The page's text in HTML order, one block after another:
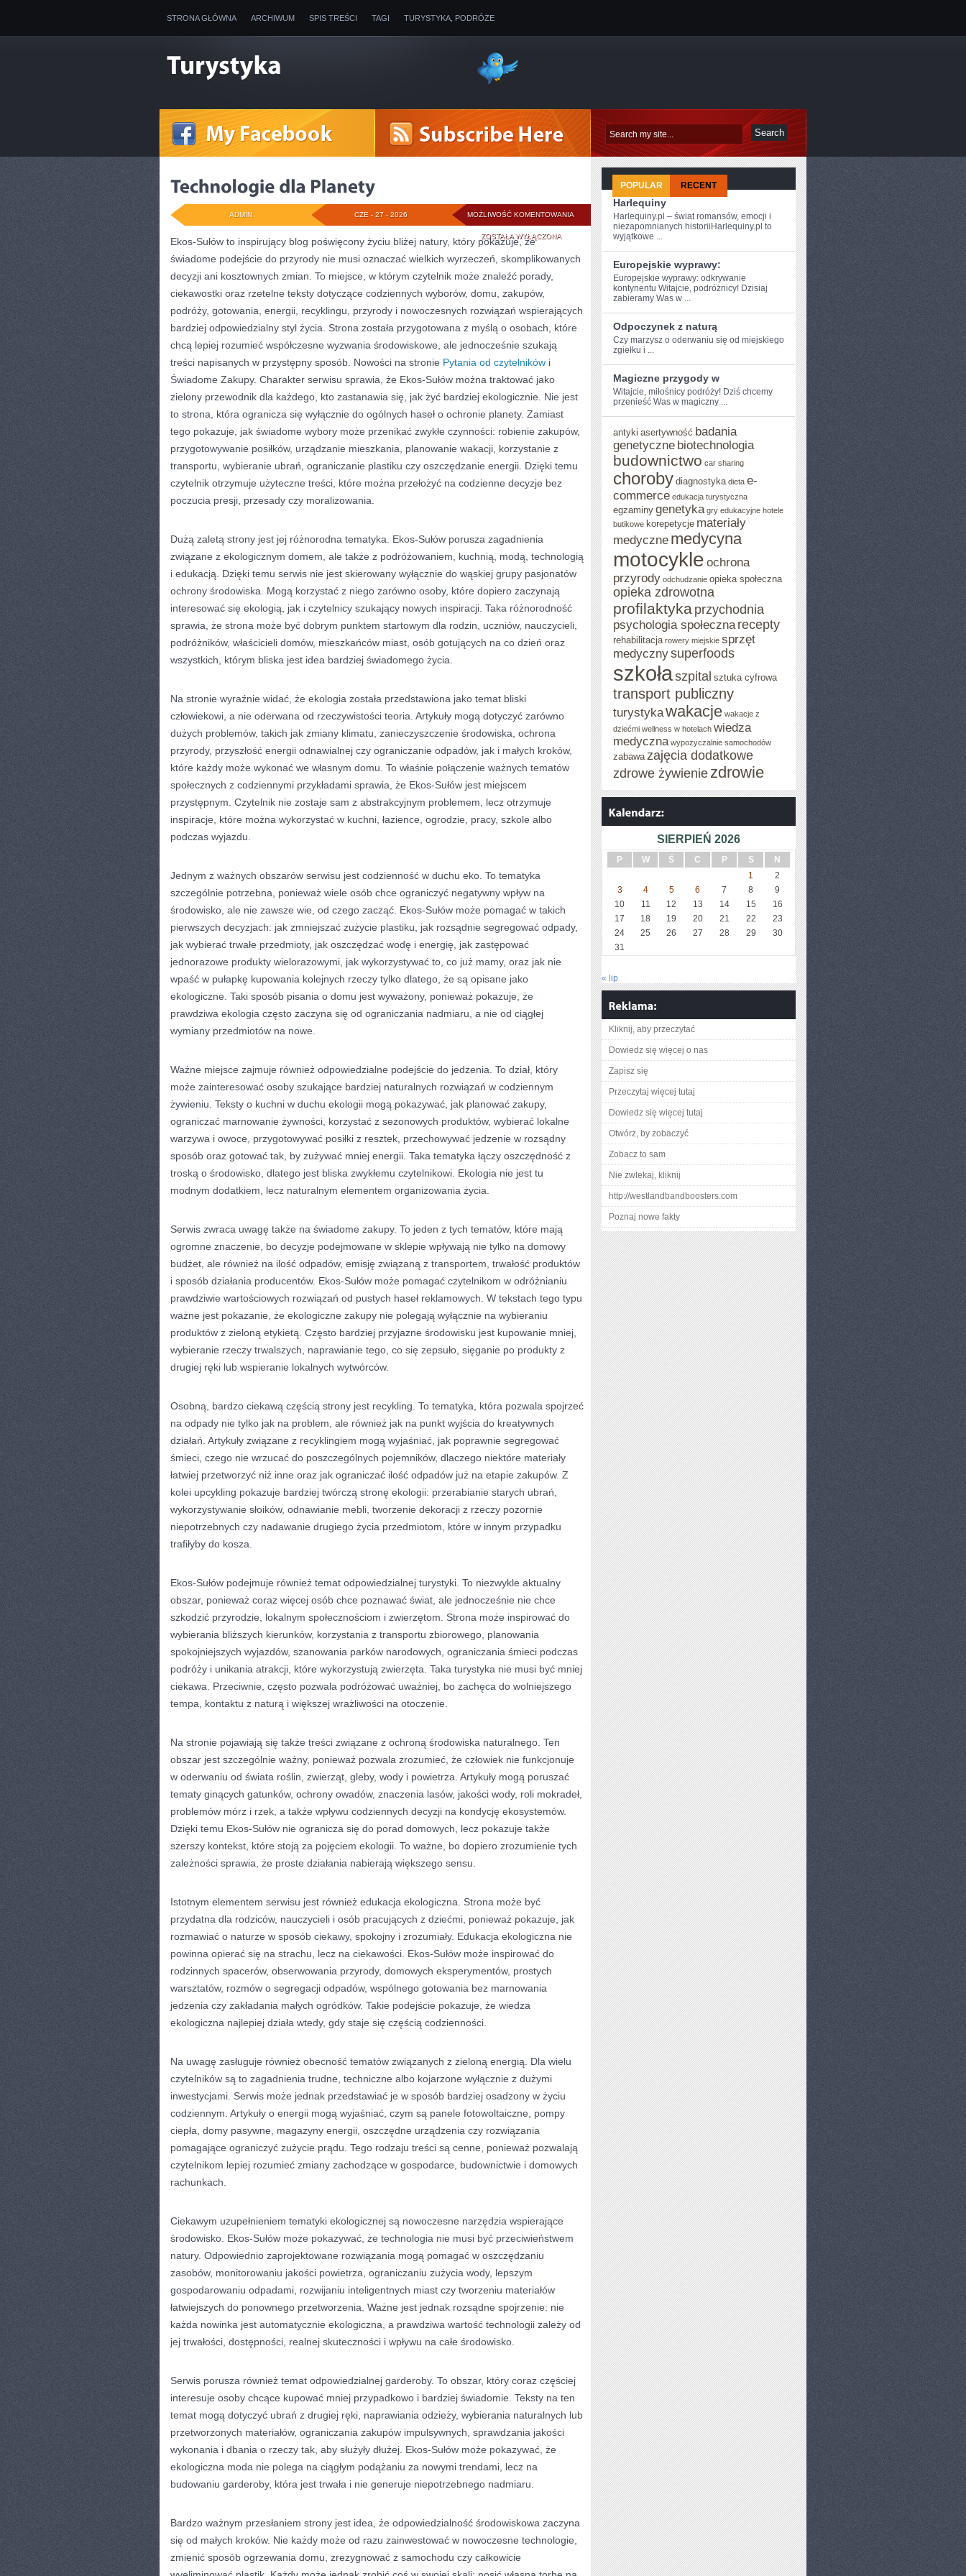
STRONA GŁÓWNA ARCHIWUM SPIS TREŚCI TAGI TURYSTYKA, PODRÓŻE
MOŻLIWOŚĆ KOMENTOWANIA TECHNOLOGIE
PLANETY
ZOSTAŁA WYŁĄCZONA
CZE - 27 - 2026
ADMIN
Ekos-Sułów to inspirujący blog poświęcony życiu bliżej natury, który pokazuje, że
świadome podejście do przyrody nie musi oznaczać wielkich wyrzeczeń, skomplikowanych
decyzji ani kosztownych zmian. To miejsce, w którym czytelnik może znaleźć porady,
ciekawostki oraz rzetelne teksty dotyczące codziennych wyborów, domu, zakupów,
podróży, gotowania, energii, recyklingu, przyrody i nowoczesnych rozwiązań wspierających
bardziej odpowiedzialny styl życia. Strona została przygotowana z myślą o osobach, które
chcą lepiej rozumieć współczesne wyzwania środowiskowe, ale jednocześnie szukają
treści napisanych w przystępny sposób. Nowości na stronie Pytania od czytelników i
Świadome Zakupy. Charakter serwisu sprawia, że Ekos-Sułów można traktować jako
zielony przewodnik dla każdego, kto zastanawia się, jak żyć bardziej ekologicznie. Nie jest
to strona, która ogranicza się wyłącznie do ogólnych haseł o ochronie planety. Zamiast
tego pokazuje, jak świadome wybory może przenikać zwykłe czynności: robienie zakupów,
przygotowywanie posiłków, urządzanie mieszkania, planowanie wakacji, korzystanie z
transportu, wybieranie ubrań, ograniczanie plastiku czy oszczędzanie energii. Dzięki temu
czytelnik otrzymuje użyteczne treści, które można przełożyć na codzienne decyzje bez
poczucia presji, przesady czy moralizowania.
Dużą zaletą strony jest jej różnorodna tematyka. Ekos-Sułów porusza zagadnienia
związane z ekologicznym domem, ale także z podróżowaniem, kuchnią, modą, technologią
i edukacją. Dzięki temu serwis nie jest skierowany wyłącznie do wąskiej grupy pasjonatów
ochrony środowiska. Mogą korzystać z niego zarówno osoby, które dopiero zaczynają
interesować się ekologią, jak i czytelnicy szukający nowych inspiracji. Taka różnorodność
sprawia, że strona może być dobrym punktem startowym dla rodzin, uczniów, nauczycieli,
podróżników, właścicieli domów, mieszkańców miast, osób gotujących na co dzień oraz
wszystkich, którym bliska jest idea bardziej świadomego życia.
Na stronie wyraźnie widać, że ekologia została przedstawiona jako temat bliski
człowiekowi, a nie oderwana od rzeczywistości teoria. Artykuły mogą dotyczyć zarówno
dużych problemów, takich jak zmiany klimatu, zanieczyszczenie środowiska, ochrona
przyrody, przyszłość energii odnawialnej czy ograniczanie odpadów, jak i małych kroków,
które każdy może wykonać we własnym domu. To właśnie połączenie ważnych tematów
społecznych z codziennymi przykładami sprawia, że Ekos-Sułów jest miejscem
przystępnym. Czytelnik nie zostaje sam z abstrakcyjnym problemem, lecz otrzymuje
inspiracje, które można wykorzystać w kuchni, łazience, ogrodzie, pracy, szkole albo
podczas wyjazdu.
Jednym z ważnych obszarów serwisu jest codzienność w duchu eko. To tematyka
szczególnie potrzebna, ponieważ wiele osób chce ograniczyć negatywny wpływ na
środowisko, ale nie zawsze wie, od czego zacząć. Ekos-Sułów może pomagać w takich
pierwszych decyzjach: jak zmniejszać zużycie plastiku, jak rozsądnie segregować odpady,
jak wybierać trwałe przedmioty, jak oszczędzać wodę i energię, jak zastępować
jednorazowe produkty wielorazowymi, jak wykorzystywać to, co już mamy, oraz jak nie
wpaść w pułapkę kupowania kolejnych rzeczy tylko dlatego, że są opisane jako
ekologiczne. Taki sposób pisania o domu jest wyważony, ponieważ pokazuje, że
prawdziwa ekologia często zaczyna się od ograniczania nadmiaru, a nie od ciągłej
wymiany przedmiotów na nowe.
Ważne miejsce zajmuje również odpowiedzialne podejście do jedzenia. To dział, który
może zainteresować osoby szukające bardziej naturalnych rozwiązań w codziennym
żywieniu. Teksty o kuchni w duchu ekologii mogą pokazywać, jak planować zakupy,
ograniczać marnowanie żywności, korzystać z sezonowych produktów, wybierać lokalne
warzywa i owoce, przygotowywać posiłki z resztek, przechowywać jedzenie w rozsądny
sposób oraz gotować tak, by zużywać mniej energii. Taka tematyka łączy oszczędność z
troską o środowisko, dlatego jest bliska zwykłemu czytelnikowi. Ekologia nie jest tu
modnym dodatkiem, lecz naturalnym elementem organizowania życia.
Serwis zwraca uwagę także na świadome zakupy. To jeden z tych tematów, które mają
ogromne znaczenie, bo decyzje podejmowane w sklepie wpływają nie tylko na domowy
budżet, ale również na ilość odpadów, emisję związaną z transportem, trwałość produktów
i sposób działania producentów. Ekos-Sułów może pomagać czytelnikom w odróżnianiu
prawdziwie wartościowych rozwiązań od pustych haseł reklamowych. W tekstach tego typu
ważne jest pokazanie, że ekologiczne zakupy nie polegają wyłącznie na wybieraniu
produktów z zieloną etykietą. Często bardziej przyjazne środowisku jest kupowanie mniej,
wybieranie rzeczy trwalszych, naprawianie tego, co się zepsuło, sięganie po produkty z
drugiej ręki lub wspieranie lokalnych wytwórców.
Osobną, bardzo ciekawą częścią strony jest recykling. To tematyka, która pozwala spojrzeć
na odpady nie tylko jak na problem, ale również jak na punkt wyjścia do kreatywnych
działań. Artykuły związane z recyklingiem mogą wyjaśniać, jak poprawnie segregować
śmieci, czego nie wrzucać do poszczególnych pojemników, dlaczego niektóre materiały
łatwiej przetworzyć niż inne oraz jak ograniczać ilość odpadów już na etapie zakupów. Z
kolei upcykling pokazuje bardziej twórczą stronę ekologii: przerabianie starych ubrań,
wykorzystywanie słoików, odnawianie mebli, tworzenie dekoracji z rzeczy pozornie
niepotrzebnych czy nadawanie drugiego życia przedmiotom, które w innym przypadku
trafiłyby do kosza.
Ekos-Sułów podejmuje również temat odpowiedzialnej turystyki. To niezwykle aktualny
obszar, ponieważ coraz więcej osób chce poznawać świat, ale jednocześnie nie chce
szkodzić przyrodzie, lokalnym społecznościom i zwierzętom. Strona może inspirować do
wybierania bliższych kierunków, korzystania z transportu zbiorowego, planowania
spokojniejszych wyjazdów, szanowania parków narodowych, ograniczania śmieci podczas
podróży i unikania atrakcji, które wykorzystują zwierzęta. Taka turystyka nie musi być mniej
ciekawa. Przeciwnie, często pozwala podróżować uważniej, bo zachęca do wolniejszego
tempa, kontaktu z naturą i większej wrażliwości na otoczenie.
Na stronie pojawiają się także treści związane z ochroną środowiska naturalnego. Ten
obszar jest szczególnie ważny, ponieważ pozwala zrozumieć, że człowiek nie funkcjonuje
w oderwaniu od świata roślin, zwierząt, gleby, wody i powietrza. Artykuły mogą poruszać
tematy ginących gatunków, ochrony owadów, znaczenia lasów, jakości wody, roli mokradeł,
problemów mórz i rzek, a także wpływu codziennych decyzji na kondycję ekosystemów.
Dzięki temu Ekos-Sułów nie ogranicza się do porad domowych, lecz pokazuje także
szerszy kontekst, które stoją za pojęciem ekologii. To ważne, bo dopiero zrozumienie tych
zależności sprawia, że proste działania nabierają większego sensu.
Istotnym elementem serwisu jest również edukacja ekologiczna. Strona może być
przydatna dla rodziców, nauczycieli i osób pracujących z dziećmi, ponieważ pokazuje, jak
rozmawiać o naturze w sposób ciekawy, spokojny i zrozumiały. Edukacja ekologiczna nie
powinna opierać się na strachu, lecz na ciekawości. Ekos-Sułów może inspirować do
rodzinnych spacerów, obserwowania przyrody, domowych eksperymentów, prostych
warsztatów, rozmów o segregacji odpadów, wspólnego gotowania bez marnowania
jedzenia czy zakładania małych ogródków. Takie podejście pokazuje, że wiedza
ekologiczna najlepiej działa wtedy, gdy staje się częścią codzienności.
Na uwagę zasługuje również obecność tematów związanych z zieloną energią. Dla wielu
czytelników są to zagadnienia trudne, techniczne albo kojarzone wyłącznie z dużymi
inwestycjami. Serwis może jednak przedstawiać je w sposób bardziej osadzony w życiu
codziennym. Artykuły o energii mogą wyjaśniać, czym są panele fotowoltaiczne, pompy
ciepła, domy pasywne, magazyny energii, oszczędne urządzenia czy rozwiązania
pomagające ograniczyć zużycie prądu. Tego rodzaju treści są cenne, ponieważ pozwalają
czytelnikom lepiej rozumieć zmiany zachodzące w gospodarce, budownictwie i domowych
rachunkach.
Ciekawym uzupełnieniem tematyki ekologicznej są nowoczesne narzędzia wspierające
środowisko. Ekos-Sułów może pokazywać, że technologia nie musi być przeciwieństwem
natury. Odpowiednio zaprojektowane rozwiązania mogą pomagać w oszczędzaniu
zasobów, monitorowaniu jakości powietrza, ograniczaniu zużycia wody, lepszym
gospodarowaniu odpadami, rozwijaniu inteligentnych miast czy tworzeniu materiałów
łatwiejszych do ponownego przetworzenia. Ważne jest jednak rozsądne spojrzenie: nie
każda nowinka jest automatycznie ekologiczna, a prawdziwa wartość technologii zależy od
jej trwałości, dostępności, realnej skuteczności i wpływu na całe środowisko.
Serwis porusza również temat odpowiedzialnej garderoby. To obszar, który coraz częściej
interesuje osoby chcące kupować mniej przypadkowo i bardziej świadomie. Teksty na ten
temat mogą dotyczyć ubrań z drugiej ręki, naprawiania odzieży, wybierania naturalnych lub
przetworzonych materiałów, ograniczania zakupów impulsywnych, sprawdzania jakości
wykonania i dbania o rzeczy tak, aby służyły dłużej. Ekos-Sułów może pokazywać, że
ekologiczna moda nie polega na ciągłym podążaniu za nowymi trendami, lecz na
budowaniu garderoby, która jest trwała i nie generuje niepotrzebnego nadmiaru.
Bardzo ważnym przesłaniem strony jest idea, że odpowiedzialność środowiskowa zaczyna
się od małych kroków. Nie każdy może od razu zainwestować w nowoczesne technologie,
zmienić sposób ogrzewania domu, zrezygnować z samochodu czy całkowicie
POPULAR RECENT
Harlequiny
Harlequiny.pl – świat romansów, emocji i
niezapomnianych historiiHarlequiny.pl to
wyjątkowe ...
Europejskie wyprawy:
Europejskie wyprawy: ⁣odkrywanie
kontynentu Witajcie, podróżnicy! Dzisiaj
zabieramy Was w ...
Odpoczynek z naturą
Czy marzysz o oderwaniu ​się od miejskiego
zgiełku i ...
Magiczne przygody w
Witajcie, miłośnicy ​podróży! Dziś chcemy⁢
przenieść Was w magiczny ...
antyki asertywność badania
genetyczne biotechnologia
budownictwo car sharing
choroby diagnostyka dieta e-
commerce edukacja turystyczna
egzaminy genetyka gry edukacyjne hotele
butikowe korepetycje materiały
medyczne medycyna
motocykle ochrona
przyrody odchudzanie opieka społeczna
opieka zdrowotna
profilaktyka przychodnia
psychologia społeczna recepty
rehabilitacja rowery miejskie sprzęt
medycznysuperfoods
szkołaszpital sztuka cyfrowa
transport publiczny
turystykawakacje wakacje z
dziećmi wellness w hotelach wiedza
medyczna wypożyczalnie samochodów
zabawa zajęcia dodatkowe
zdrowe żywienie zdrowie
SIERPIEŃ 2026
P W Ś C P S
N
1
2
3
4 5 6 7 8
9
10
11 12 13 14 15
16
17
18 19 20 21 22
23
24
25 26 27 28 29
30
31
« lip
Kliknij, aby przeczytać
Dowiedz się więcej o nas
Zapisz się
Przeczytaj więcej tutaj
Dowiedz się więcej tutaj
Otwórz, by zobaczyć
Zobacz to sam
Nie zwlekaj, kliknij
http://westlandbandboosters.com
Poznaj nowe fakty